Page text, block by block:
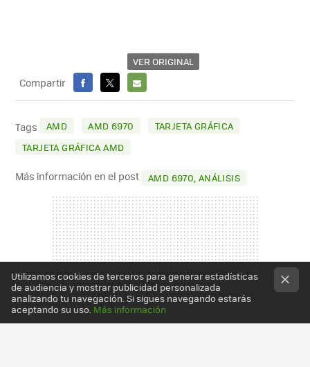
VER ORIGINAL
Compartir
FACEBOOK
X
E-
MAIL
Tags AMD AMD 6970
TARJETA GRÁFICA
TARJETA GRÁFICA AMD
Más información en el post AMD 6970, ANÁLISIS
Utilizamos cookies de terceros para generar estadísticas
de audiencia y mostrar publicidad personalizada
analizando tu navegación. Si sigues navegando estarás
aceptando su uso. Más información